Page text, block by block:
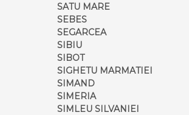
SATU MARE
SEBES
SEGARCEA
SIBIU
SIBOT
SIGHETU MARMATIEI
SIMAND
SIMERIA
SIMLEU SILVANIEI